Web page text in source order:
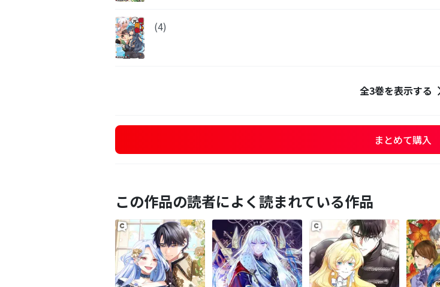
(4)
全3巻を表示する
まとめて購入
この作品の読者によく読まれている作品